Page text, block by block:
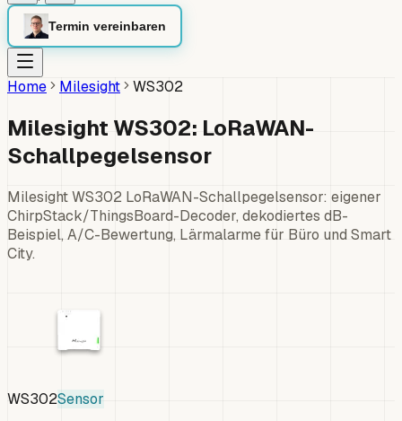
Termin vereinbaren
Home Milesight WS302
Milesight WS302: LoRaWAN-
Schallpegelsensor
Milesight WS302 LoRaWAN-Schallpegelsensor: eigener
ChirpStack/ThingsBoard-Decoder, dekodiertes dB-
Beispiel, A/C-Bewertung, Lärmalarme für Büro und Smart
City.
WS302Sensor